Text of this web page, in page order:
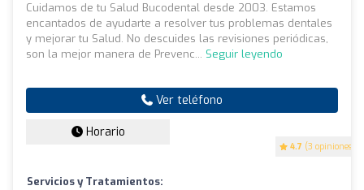
4.7 (3 opiniones)
Cuidamos de tu Salud Bucodental desde 2003. Estamos
encantados de ayudarte a resolver tus problemas dentales
y mejorar tu Salud. No descuides las revisiones periódicas,
son la mejor manera de Prevenc... Seguir leyendo
Ver teléfono
Horario
Servicios y Tratamientos: